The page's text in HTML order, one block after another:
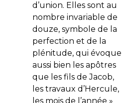
d’union. Elles sont au
nombre invariable de
douze, symbole de la
perfection et de la
plénitude, qui évoque
aussi bien les apôtres
que les fils de Jacob,
les travaux d’Hercule,
les mois de l’année »